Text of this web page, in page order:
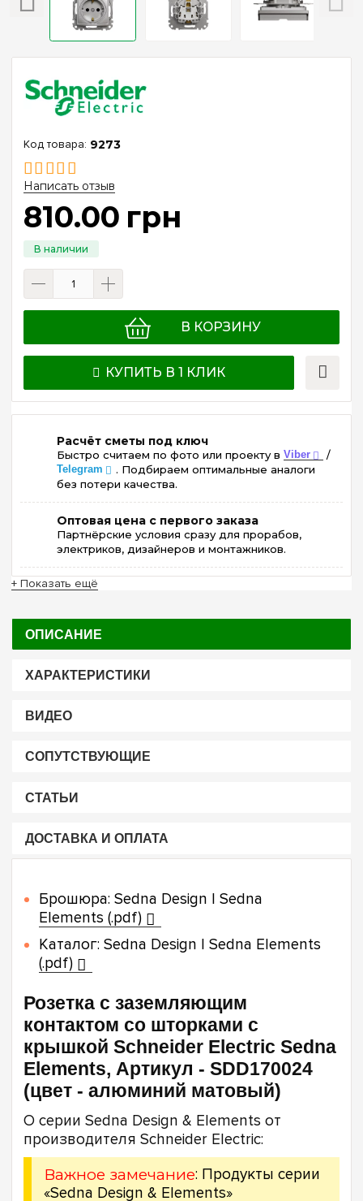
9273
Написать отзыв
810.00 грн
В КОРЗИНУ
КУПИТЬ В 1 КЛИК
Расчёт сметы под ключ
Быстро считаем по фото или проекту в Viber /
Telegram
. Подбираем оптимальные аналоги
без потери качества.
Оптовая цена с первого заказа
Партнёрские условия сразу для прорабов,
электриков, дизайнеров и монтажников.
+ Показать ещё
ОПИСАНИЕ
ХАРАКТЕРИСТИКИ
ВИДЕО
СОПУТСТВУЮЩИЕ
СТАТЬИ
ДОСТАВКА И ОПЛАТА
Брошюра: Sedna Design | Sedna
Elements (.pdf)
Каталог: Sedna Design | Sedna Elements
(.pdf)
Розетка с заземляющим
контактом со шторками с
крышкой Schneider Electric Sedna
Elements, Артикул - SDD170024
(цвет - алюминий матовый)
О серии Sedna Design & Elements от
производителя Schneider Electric:
Важное замечание: Продукты серии
«Sedna Design & Elements»